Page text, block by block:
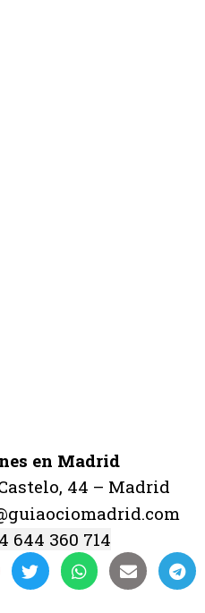
en Madrid
44 – Madrid
644 360 714